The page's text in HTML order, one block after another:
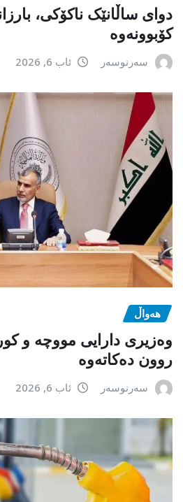
دوای ساڵانێک ناکۆکی،
کۆبوونەوە
سەرنوسەر ئاب 6, 2026
هەواڵ
وەزیری دارایی مووچە و
روون دەکاتەوە
سەرنوسەر ئاب 6, 2026